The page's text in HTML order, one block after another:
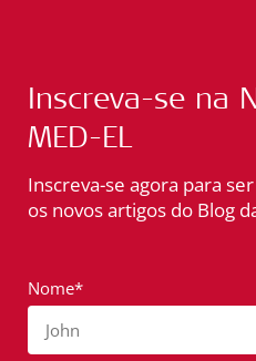
Inscreva-se na
MED-EL
Inscreva-se agora para
os novos artigos do Blog
Nome*
John